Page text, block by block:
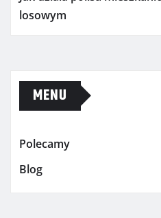
losowym
MENU
Polecamy
Blog